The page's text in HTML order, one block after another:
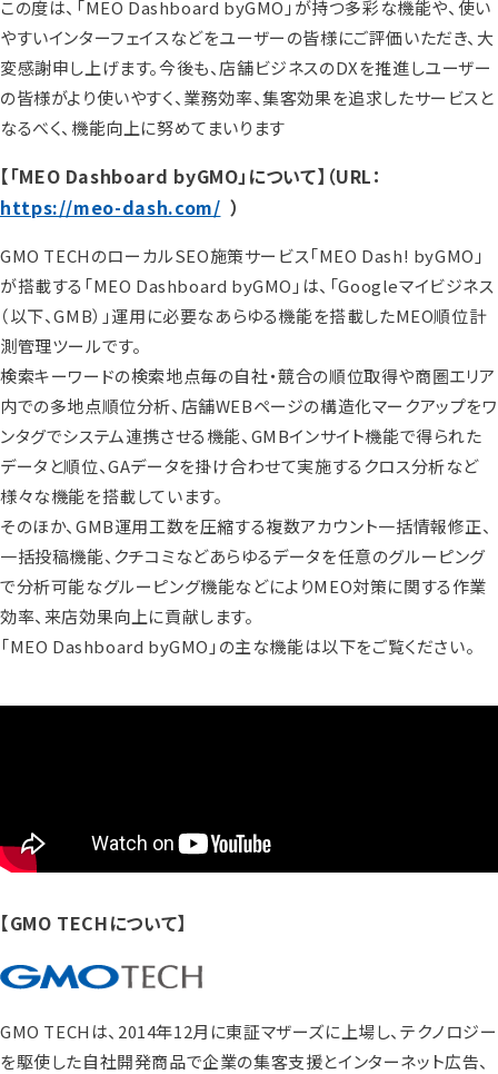
この度は、「MEO Dashboard byGMO」が持つ多彩な機能や、使い
やすいインターフェイスなどをユーザーの皆様にご評価いただき、大
変感謝申し上げます。今後も、店舗ビジネスのDXを推進しユーザー
の皆様がより使いやすく、業務効率、集客効果を追求したサービスと
なるべく、機能向上に努めてまいります
【「MEO Dashboard byGMO」について】（URL：
https://meo-dash.com/ ）
GMO TECHのローカルSEO施策サービス「MEO Dash! byGMO」
が搭載する「MEO Dashboard byGMO」は、「Googleマイビジネス
（以下、GMB）」運用に必要なあらゆる機能を搭載したMEO順位計
測管理ツールです。
検索キーワードの検索地点毎の自社・競合の順位取得や商圏エリア
内での多地点順位分析、店舗WEBページの構造化マークアップをワ
ンタグでシステム連携させる機能、GMBインサイト機能で得られた
データと順位、GAデータを掛け合わせて実施するクロス分析など
様々な機能を搭載しています。
そのほか、GMB運用工数を圧縮する複数アカウント一括情報修正、
一括投稿機能、クチコミなどあらゆるデータを任意のグルーピング
で分析可能なグルーピング機能などによりMEO対策に関する作業
効率、来店効果向上に貢献します。
「MEO Dashboard byGMO」の主な機能は以下をご覧ください。
【GMO TECHについて】
GMO TECHは、2014年12月に東証マザーズに上場し、テクノロジー
を駆使した自社開発商品で企業の集客支援とインターネット広告、